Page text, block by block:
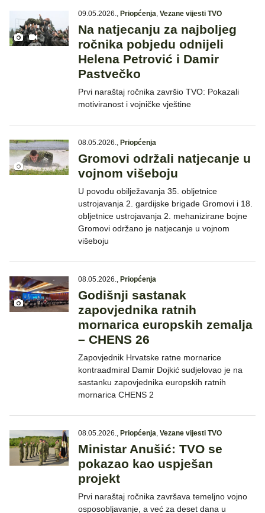
09.05.2026., Priopćenja, Vezane vijesti TVO
Na natjecanju za najboljeg
ročnika pobjedu odnijeli
Helena Petrović i Damir
Pastvečko
Prvi naraštaj ročnika završio TVO: Pokazali
motiviranost i vojničke vještine
08.05.2026., Priopćenja
Gromovi održali natjecanje u
vojnom višeboju
U povodu obilježavanja 35. obljetnice
ustrojavanja 2. gardijske brigade Gromovi i 18.
obljetnice ustrojavanja 2. mehanizirane bojne
Gromovi održano je natjecanje u vojnom
višeboju
08.05.2026., Priopćenja
Godišnji sastanak
zapovjednika ratnih
mornarica europskih zemalja
– CHENS 26
Zapovjednik Hrvatske ratne mornarice
kontraadmiral Damir Dojkić sudjelovao je na
sastanku zapovjednika europskih ratnih
mornarica CHENS 2
08.05.2026., Priopćenja, Vezane vijesti TVO
Ministar Anušić: TVO se
pokazao kao uspješan
projekt
Prvi naraštaj ročnika završava temeljno vojno
osposobljavanje, a već za deset dana u